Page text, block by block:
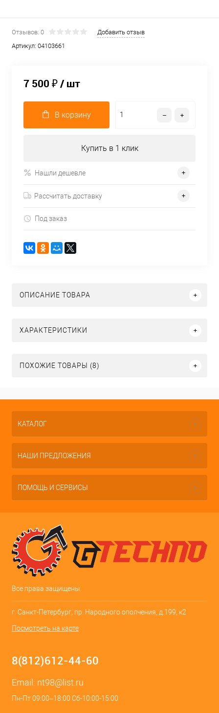
Отзывов: 0
Добавить отзыв
Артикул: 04103661
7 500 ₽/ шт
В корзину
Купить в 1 клик
Нашли дешевле
Рассчитать доставку
Под заказ
ОПИСАНИЕ ТОВАРА
ХАРАКТЕРИСТИКИ
ПОХОЖИЕ ТОВАРЫ (8)
КАТАЛОГ
НАШИ ПРЕДЛОЖЕНИЯ
ПОМОЩЬ И СЕРВИСЫ
Все права защищены.
г. Санкт-Петербург, пр. Народного ополчения, д.199, к2
Посмотреть на карте
8(812)612-44-60
Email: nt98@list.ru
Пн-Пт 09:00–18:00 Сб-10:00-15:00